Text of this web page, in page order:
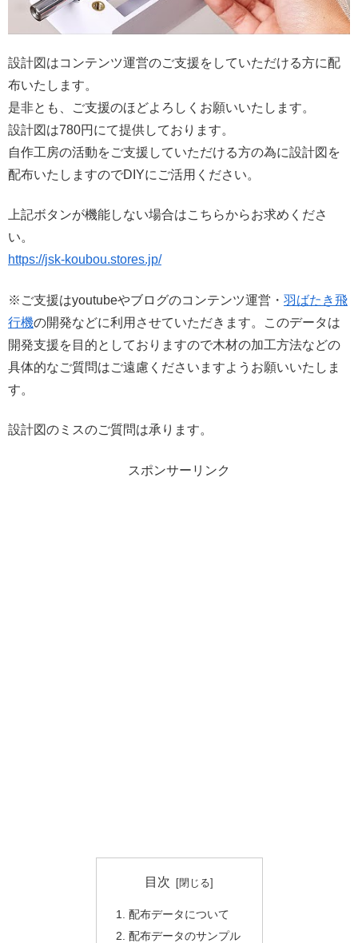
設計図はコンテンツ運営のご支援をしていただける方に配
布いたします。
是非とも、ご支援のほどよろしくお願いいたします。
設計図は780円にて提供しております。
自作工房の活動をご支援していただける方の為に設計図を
配布いたしますのでDIYにご活用ください。
上記ボタンが機能しない場合はこちらからお求めくださ
い。
https://jsk-koubou.stores.jp/
※ご支援はyoutubeやブログのコンテンツ運営・ 羽ばたき飛
行機の開発などに利用させていただきます。このデータは
開発支援を目的としておりますので木材の加工方法などの
具体的なご質問はご遠慮くださいますようお願いいたしま
す。
設計図のミスのご質問は承ります。
スポンサーリンク
目次
配布データについて
配布データのサンプル